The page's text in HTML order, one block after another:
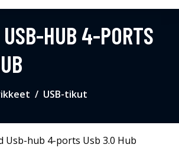
USB-HUB 4-PORTS
USB-tikut